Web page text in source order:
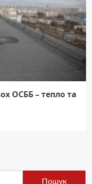
ОСББ – тепло та
Пошук